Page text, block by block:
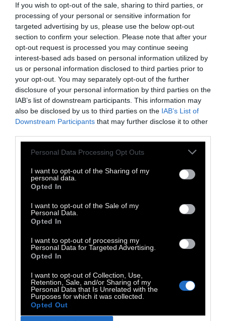
If you wish to opt-out of the sale, sharing to third parties, or
processing of your personal or sensitive information for
targeted advertising by us, please use the below opt-out
section to confirm your selection. Please note that after your
opt-out request is processed you may continue seeing
interest-based ads based on personal information utilized by
us or personal information disclosed to third parties prior to
your opt-out. You may separately opt-out of the further
disclosure of your personal information by third parties on the
IAB’s list of downstream participants. This information may
also be disclosed by us to third parties on the IAB’s List of
Downstream Participants that may further disclose it to other
Personal Data Processing Opt Outs
I want to opt-out of the Sharing of my
personal data.
Opted In
I want to opt-out of the Sale of my
Personal Data.
Opted In
I want to opt-out of processing my
Personal Data for Targeted Advertising.
Opted In
I want to opt-out of Collection, Use,
Retention, Sale, and/or Sharing of my
Personal Data that Is Unrelated with the
Purposes for which it was collected.
Opted Out
αφιερώματα και τις προγραμματισμένες
εκθέσεις θα γίνουν σε υπαίθριους χώρους.
Στο ιστορικό δημαρχείο του Παρισιού η
σοσιαλίστρια δήμαρχος Αν Ινταλγκό
παρουσιάζει πτυχές της Παρισινής
Κομμούνας κάνοντας μια θετική αποτίμηση.
Σύμφωνα με την αντιδήμαρχο Παρισιού
Λορένς Πατρίς, που είναι υπεύθυνη για τις
επετειακές εκδηλώσεις, θεμελιώδη
προτάγματα της Παρισινής Κομμούνας,
όπως η ισότητα ανδρών και γυναικών ή τα
μέχρι σήμερα επίκαιρα. Η αντιδήμαρχος
Παρισιού καθιστά σαφές ότι η διαχείριση
της κληρονομιάς ενός αιματηρού εμφυλίου
κάθε άλλο παρά εύκολη υπόθεση είναι. Κι
Κομμούνας δεν σημαίνει ότι η βία από όλες
τις πλευρές αποσιωπάται. «Πολλοί
Κομμουνάροι μετά από 72 μέρες πλήρωσαν
την επανάσταση με την ίδια τους τη ζωή και
εκτελέστηκαν» αναφέρει η Λορένς Πατρίς.